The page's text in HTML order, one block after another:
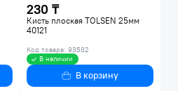
230 ₸
Кисть плоская TOLSEN 25мм
40121
Код товара: 93582
В наличии
В корзину